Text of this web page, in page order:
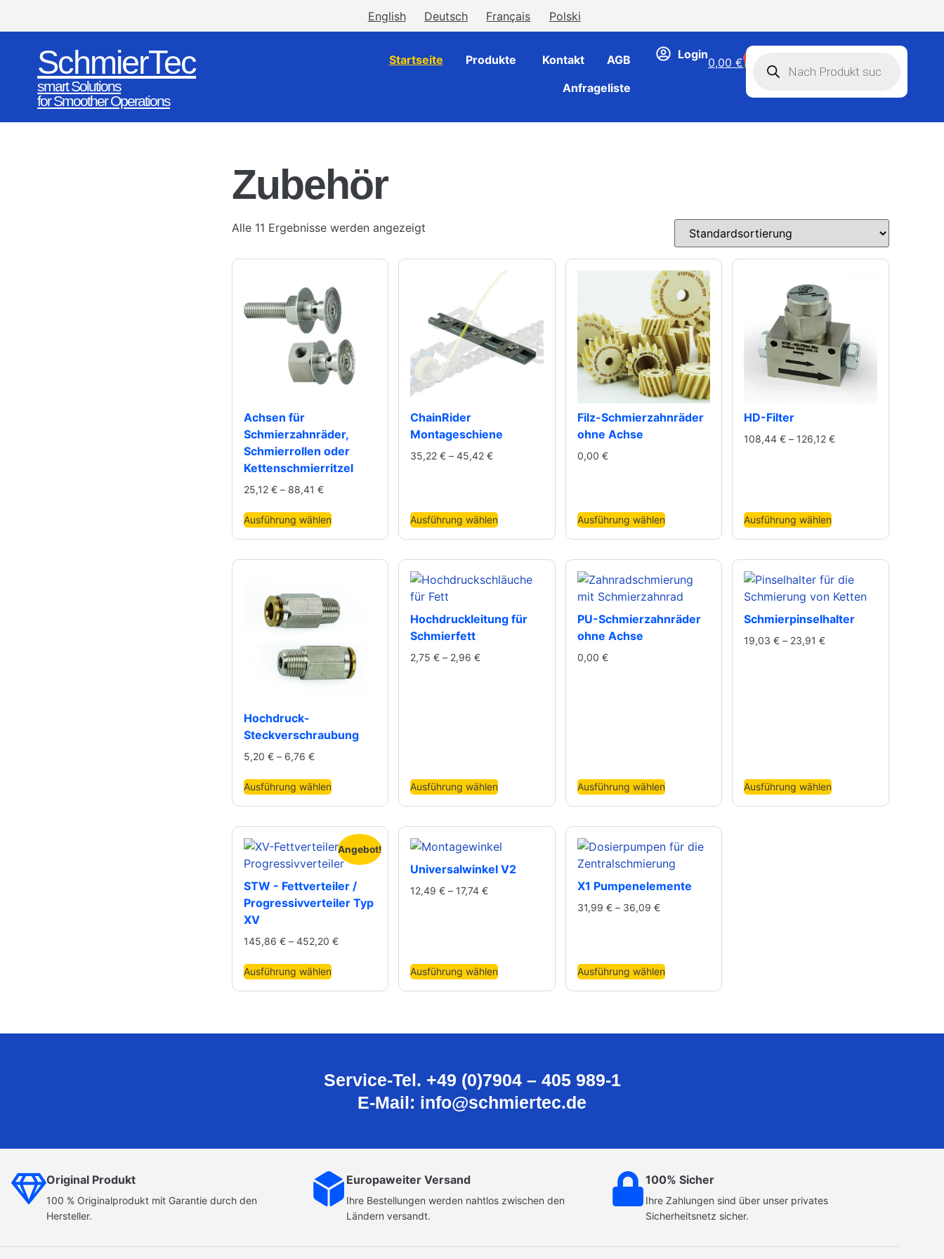
English Deutsch Français Polski
SchmierTec
smart Solutions
for Smoother Operations
Startseite Produkte Kontakt
AGB
Anfrageliste
Login
0,00€
Zubehör
Alle 11 Ergebnisse werden angezeigt
Achsen für
Schmierzahnräder,
Schmierrollen oder
Kettenschmierritzel
25,12 € – 88,41 €
Ausführung wählen
ChainRider
Montageschiene
35,22€ –45,42€
Ausführung wählen
Filz-Schmierzahnräder
ohne Achse
0,00 €
Ausführung wählen
HD-Filter
108,44€ – 126,12€
Ausführung wählen
Hochdruck-
Steckverschraubung
5,20 € – 6,76 €
Ausführung wählen
Hochdruckleitung für
Schmierfett
2,75€ – 2,96€
Ausführung wählen
PU-Schmierzahnräder
ohne Achse
0,00 €
Ausführung wählen
Schmierpinselhalter
19,03€ – 23,91€
Ausführung wählen
Angebot!
STW - Fettverteiler /
Progressivverteiler Typ
XV
145,86 € – 452,20 €
Ausführung wählen
Universalwinkel V2
12,49€ – 17,74€
Ausführung wählen
X1 Pumpenelemente
31,99 € – 36,09 €
Ausführung wählen
Service-Tel. +49 (0)7904 – 405 989-1
E-Mail: info@schmiertec.de
Original Produkt
100 % Originalprodukt mit Garantie durch den
Hersteller.
Europaweiter Versand
Ihre Bestellungen werden nahtlos zwischen den
Ländern versandt.
100% Sicher
Ihre Zahlungen sind über unser privates
Sicherheitsnetz sicher.